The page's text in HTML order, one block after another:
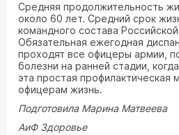
Средняя продолжительность
около 60 лет. Средний срок
командного состава
Обязательная ежегодная
проходят все офицеры армии,
болезни на ранней стадии,
эта простая профилактическая
офицерам жизнь.
Подготовила Марина Матвеева
АиФ Здоровье